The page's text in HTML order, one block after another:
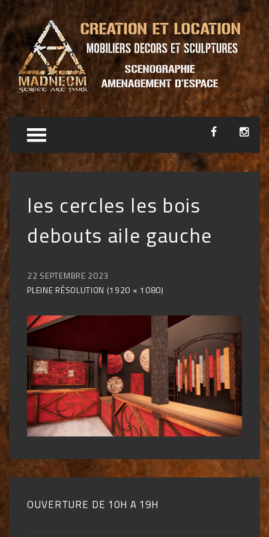
les cercles les bois
debouts aile gauche
22 SEPTEMBRE 2023
PLEINE RÉSOLUTION (1920 × 1080)
OUVERTURE DE 10H A 19H